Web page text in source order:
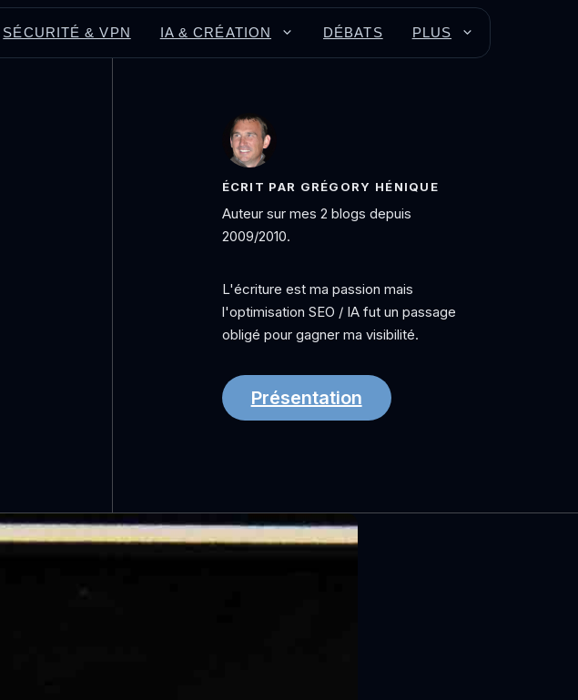
SÉCURITÉ & VPN IA & CRÉATION DÉBATS PLUS
ÉCRIT PAR GRÉGORY HÉNIQUE
Auteur sur mes 2 blogs depuis
2009/2010.
L'écriture est ma passion mais
l'optimisation SEO / IA fut un passage
obligé pour gagner ma visibilité.
Présentation